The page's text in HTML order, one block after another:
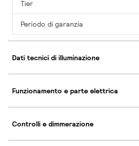
Tier
Periodo di garanzia
Dati tecnici di illuminazione
Funzionamento e parte elettrica
Controlli e dimmerazione